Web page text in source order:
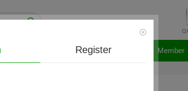
Course Member
Register